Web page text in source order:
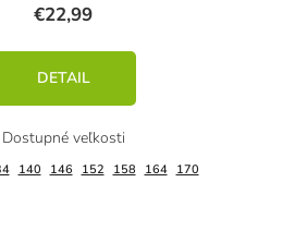
€22,99
DETAIL
140 146 152 158 164 170